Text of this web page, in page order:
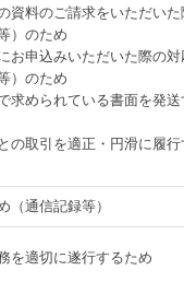
資料のご請求をいただいた
）のため
お申込みいただいた際の対
）のため
求められている書面を発送
の取引を適正・円滑に履行
（通信記録等）
を適切に遂行するため